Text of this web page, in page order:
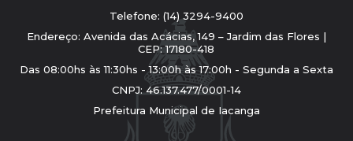
Telefone: (14) 3294-9400
Endereço: Avenida das Acácias, 149 – Jardim das Flores |
CEP: 17180-418
Das 08:00hs às 11:30hs - 13:00h às 17:00h - Segunda a Sexta
CNPJ: 46.137.477/0001-14
Prefeitura Municipal de Iacanga